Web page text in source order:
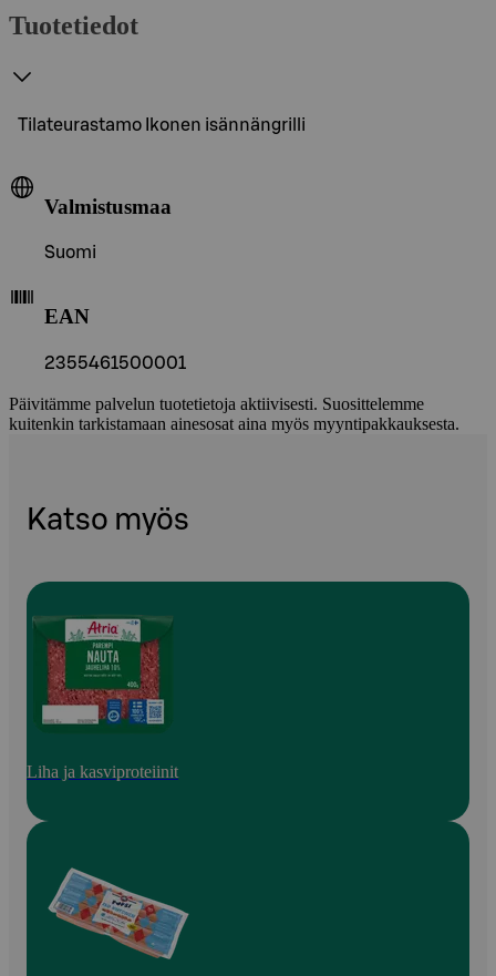
Tuotetiedot
Tilateurastamo Ikonen isännängrilli
Valmistusmaa
Suomi
EAN
2355461500001
Päivitämme palvelun tuotetietoja aktiivisesti. Suosittelemme
kuitenkin tarkistamaan ainesosat aina myös myyntipakkauksesta.
Katso myös
Liha ja kasviproteiinit